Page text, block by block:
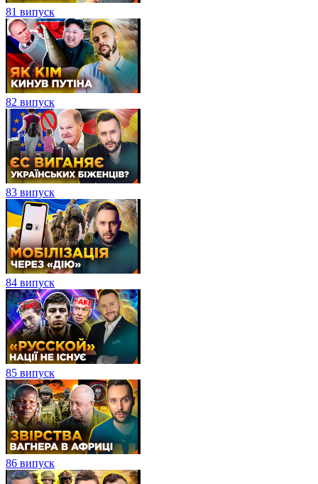
81 випуск
82 випуск
83 випуск
84 випуск
85 випуск
86 випуск